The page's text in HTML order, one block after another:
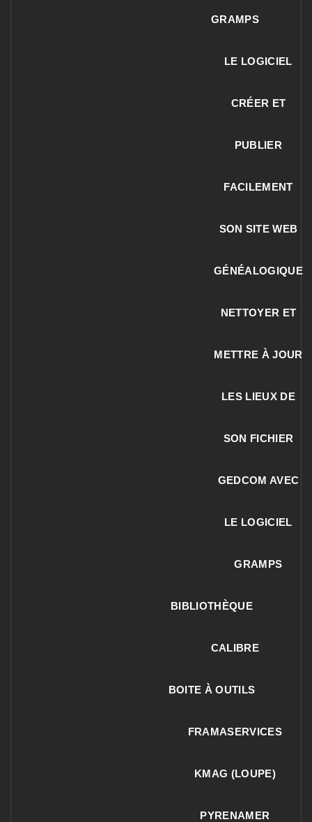
GRAMPS
LE LOGICIEL
CRÉER ET
PUBLIER
FACILEMENT
SON SITE WEB
GÉNÉALOGIQUE
NETTOYER ET
METTRE À JOUR
LES LIEUX DE
SON FICHIER
GEDCOM AVEC
LE LOGICIEL
GRAMPS
BIBLIOTHÈQUE
CALIBRE
BOITE À OUTILS
FRAMASERVICES
KMAG (LOUPE)
PYRENAMER